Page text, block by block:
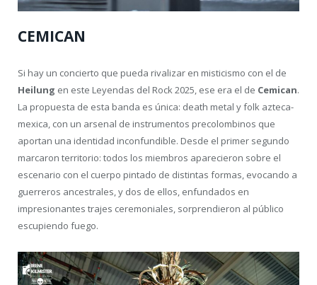
CEMICAN
Si hay un concierto que pueda rivalizar en misticismo con el de
Heilung en este Leyendas del Rock 2025, ese era el de Cemican.
La propuesta de esta banda es única: death metal y folk azteca-
mexica, con un arsenal de instrumentos precolombinos que
aportan una identidad inconfundible. Desde el primer segundo
marcaron territorio: todos los miembros aparecieron sobre el
escenario con el cuerpo pintado de distintas formas, evocando a
guerreros ancestrales, y dos de ellos, enfundados en
impresionantes trajes ceremoniales, sorprendieron al público
escupiendo fuego.